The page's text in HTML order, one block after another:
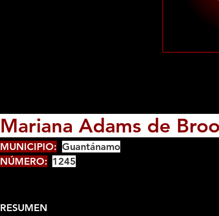
Mariana Adams de
MUNICIPIO: Guantánamo
NÚMERO: 1245
RESUMEN